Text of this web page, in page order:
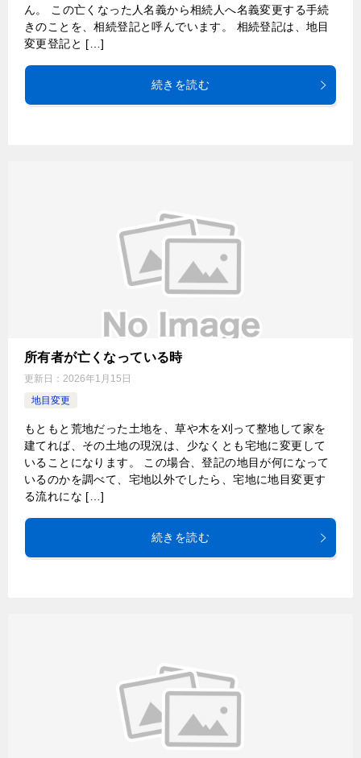
ん。 この亡くなった人名義から相続人へ名義変更する手続
きのことを、相続登記と呼んでいます。 相続登記は、地目
変更登記と […]
続きを読む
所有者が亡くなっている時
更新日： 2026年1月15日
地目変更
もともと荒地だった土地を、草や木を刈って整地して家を
建てれば、その土地の現況は、少なくとも宅地に変更して
いることになります。 この場合、登記の地目が何になって
いるのかを調べて、宅地以外でしたら、宅地に地目変更す
る流れにな […]
続きを読む